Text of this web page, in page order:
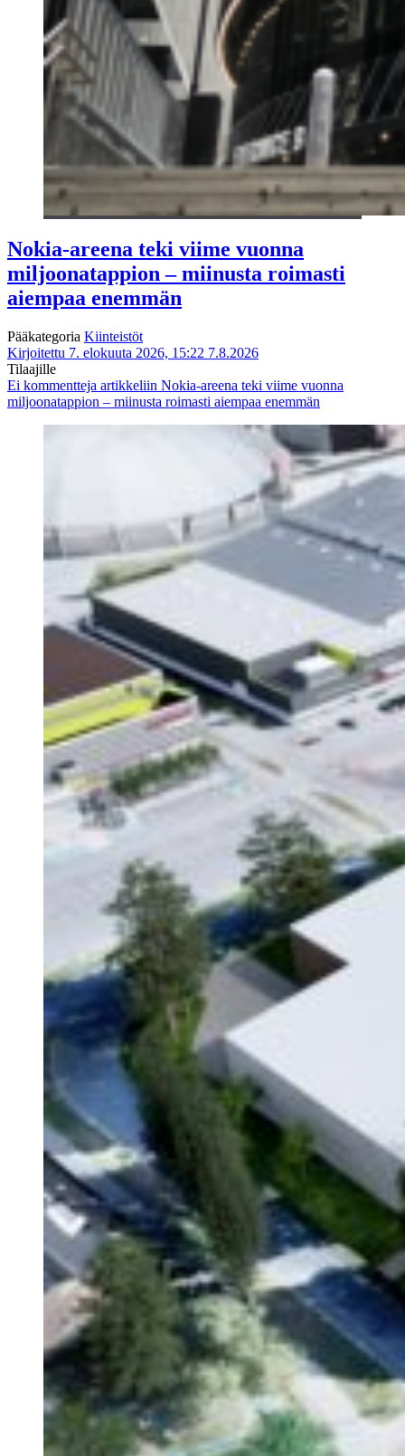
Nokia-areena teki viime vuonna
miljoonatappion – miinusta roimasti
aiempaa enemmän
Pääkategoria Kiinteistöt
Kirjoitettu 7. elokuuta 2026, 15:22 7.8.2026
Tilaajille
Ei kommentteja artikkeliin Nokia-areena teki viime vuonna
miljoonatappion – miinusta roimasti aiempaa enemmän